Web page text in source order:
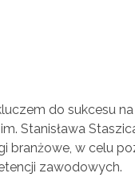
do sukcesu
Stanisława
branżowe, w celu
zawodowych.